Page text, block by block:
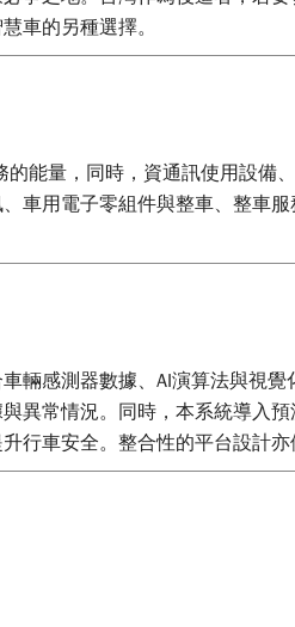
車的另種選擇。
能量，同時，資通訊使用設備
車用電子零組件與整車、整車
輛感測器數據、AI演算法與視
異常情況。同時，本系統導入
行車安全。整合性的平台設計